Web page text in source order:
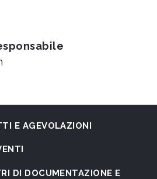
E AGEVOLAZIONI
DI DOCUMENTAZIONE E